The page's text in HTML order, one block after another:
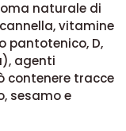
naturale di
vitamine
pantotenico, D,
agenti
contenere tracce
sesamo e